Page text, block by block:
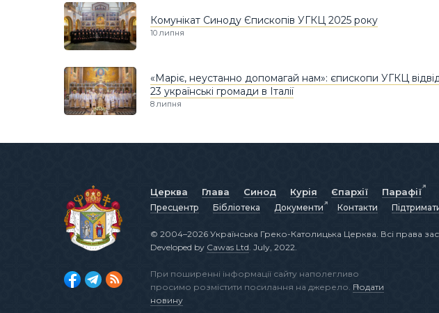
Комунікат Синоду Єпископів УГКЦ 2025 року
10 липня
«Маріє, неустанно допомагай нам»: єпископи УГКЦ
23 українські громади в Італії
8 липня
Церква Глава Синод Курія Єпархії Парафії
Пресцентр Бібліотека Документи Контакти
© 2004–2026 Українська Греко-Католицька Церква. Всі права
Developed by Cawas Ltd . July, 2022.
При поширенні інформації сайту наполегливо
просимо розмістити посилання на джерело. Подати
новину